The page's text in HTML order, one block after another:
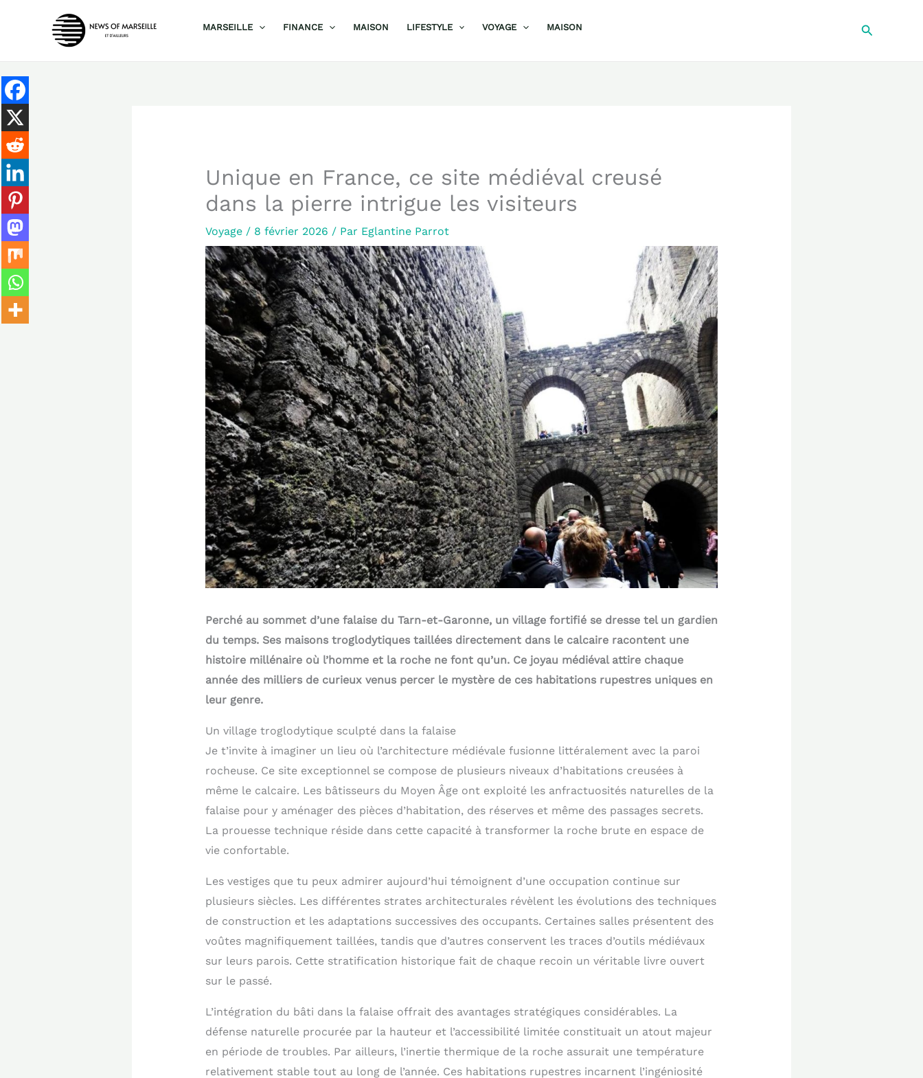
MARSEILLE FINANCE MAISON LIFESTYLE VOYAGE MAISON
Unique en France, ce site médiéval creusé
dans la pierre intrigue les visiteurs
Voyage/ 8 février 2026 / Par Eglantine Parrot
Perché au sommet d’une falaise du Tarn-et-Garonne, un village fortifié se dresse tel un gardien
du temps. Ses maisons troglodytiques taillées directement dans le calcaire racontent une
histoire millénaire où l’homme et la roche ne font qu’un. Ce joyau médiéval attire chaque
année des milliers de curieux venus percer le mystère de ces habitations rupestres uniques en
leur genre.
Un village troglodytique sculpté dans la falaise
Je t’invite à imaginer un lieu où l’architecture médiévale fusionne littéralement avec la paroi
rocheuse. Ce site exceptionnel se compose de plusieurs niveaux d’habitations creusées à
même le calcaire. Les bâtisseurs du Moyen Âge ont exploité les anfractuosités naturelles de la
falaise pour y aménager des pièces d’habitation, des réserves et même des passages secrets.
La prouesse technique réside dans cette capacité à transformer la roche brute en espace de
vie confortable.
Les vestiges que tu peux admirer aujourd’hui témoignent d’une occupation continue sur
plusieurs siècles. Les différentes strates architecturales révèlent les évolutions des techniques
de construction et les adaptations successives des occupants. Certaines salles présentent des
voûtes magnifiquement taillées, tandis que d’autres conservent les traces d’outils médiévaux
sur leurs parois. Cette stratification historique fait de chaque recoin un véritable livre ouvert
sur le passé.
L’intégration du bâti dans la falaise offrait des avantages stratégiques considérables. La
défense naturelle procurée par la hauteur et l’accessibilité limitée constituait un atout majeur
en période de troubles. Par ailleurs, l’inertie thermique de la roche assurait une température
relativement stable tout au long de l’année. Ces habitations rupestres incarnent l’ingéniosité